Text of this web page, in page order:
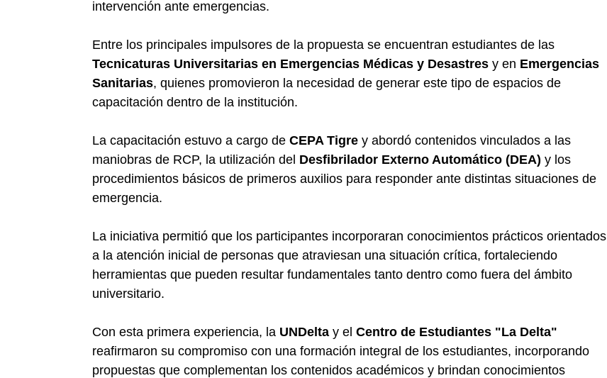
intervención ante emergencias.
Entre los principales impulsores de la propuesta se encuentran estudiantes de las
Tecnicaturas Universitarias en Emergencias Médicas y Desastres y en Emergencias
Sanitarias, quienes promovieron la necesidad de generar este tipo de espacios de
capacitación dentro de la institución.
La capacitación estuvo a cargo de CEPA Tigre y abordó contenidos vinculados a las
maniobras de RCP, la utilización del Desfibrilador Externo Automático (DEA) y los
procedimientos básicos de primeros auxilios para responder ante distintas situaciones de
emergencia.
La iniciativa permitió que los participantes incorporaran conocimientos prácticos orientados
a la atención inicial de personas que atraviesan una situación crítica, fortaleciendo
herramientas que pueden resultar fundamentales tanto dentro como fuera del ámbito
universitario.
Con esta primera experiencia, la UNDelta y el Centro de Estudiantes "La Delta"
reafirmaron su compromiso con una formación integral de los estudiantes, incorporando
propuestas que complementan los contenidos académicos y brindan conocimientos